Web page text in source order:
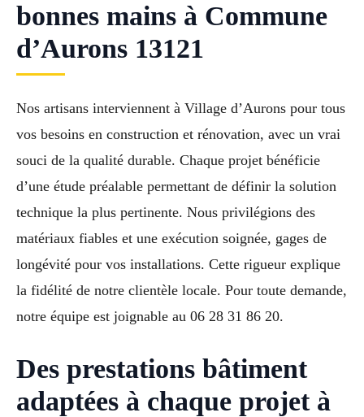
bonnes mains à Commune
d’Aurons 13121
Nos artisans interviennent à Village d’Aurons pour tous
vos besoins en construction et rénovation, avec un vrai
souci de la qualité durable. Chaque projet bénéficie
d’une étude préalable permettant de définir la solution
technique la plus pertinente. Nous privilégions des
matériaux fiables et une exécution soignée, gages de
longévité pour vos installations. Cette rigueur explique
la fidélité de notre clientèle locale. Pour toute demande,
notre équipe est joignable au 06 28 31 86 20.
Des prestations bâtiment
adaptées à chaque projet à